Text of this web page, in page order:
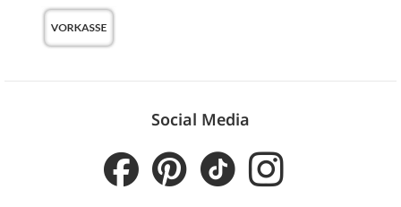
Social Media